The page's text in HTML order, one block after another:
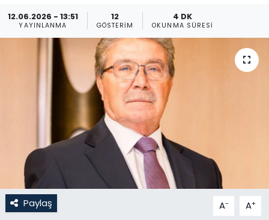
12.06.2026 - 13:51
YAYINLANMA
12
GÖSTERIM
4 DK
OKUNMA SÜRESI
Paylaş A- A+
Kültür Sanat
Magazin
Moda
Nöbetçi Eczaneler
Otomobil Dünyası
Politika
SAĞLIK